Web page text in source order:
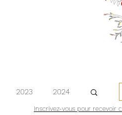
2023 2024
Inscrivez-vous pour recevoir